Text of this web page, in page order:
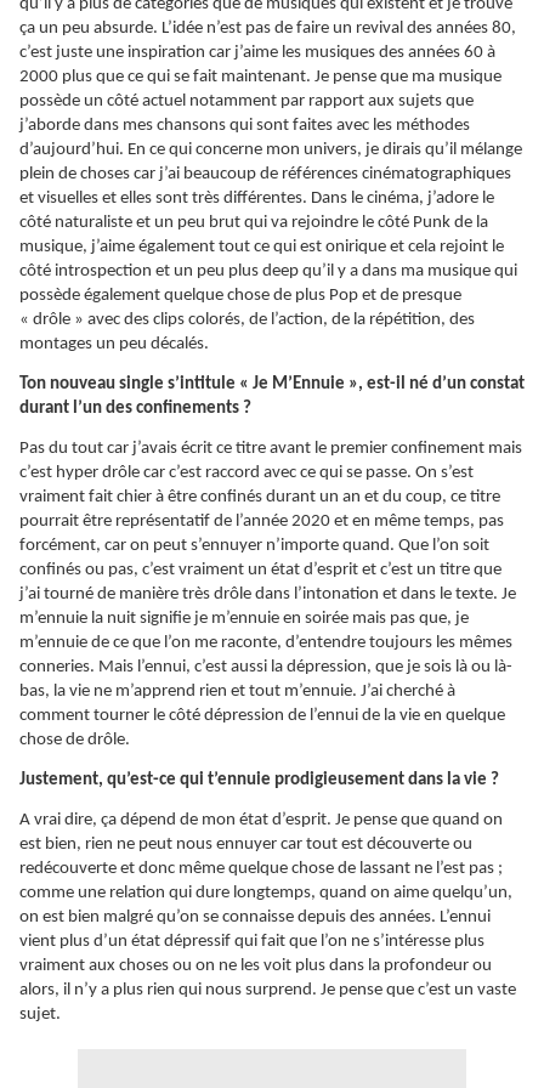
qu’il y a plus de catégories que de musiques qui existent et je trouve
ça un peu absurde. L’idée n’est pas de faire un revival des années 80,
c’est juste une inspiration car j’aime les musiques des années 60 à
2000 plus que ce qui se fait maintenant. Je pense que ma musique
possède un côté actuel notamment par rapport aux sujets que
j’aborde dans mes chansons qui sont faites avec les méthodes
d’aujourd’hui. En ce qui concerne mon univers, je dirais qu’il mélange
plein de choses car j’ai beaucoup de références cinématographiques
et visuelles et elles sont très différentes. Dans le cinéma, j’adore le
côté naturaliste et un peu brut qui va rejoindre le côté Punk de la
musique, j’aime également tout ce qui est onirique et cela rejoint le
côté introspection et un peu plus deep qu’il y a dans ma musique qui
possède également quelque chose de plus Pop et de presque
« drôle » avec des clips colorés, de l’action, de la répétition, des
montages un peu décalés.
Ton nouveau single s’intitule « Je M’Ennuie », est-il né d’un constat
durant l’un des confinements ?
Pas du tout car j’avais écrit ce titre avant le premier confinement mais
c’est hyper drôle car c’est raccord avec ce qui se passe. On s’est
vraiment fait chier à être confinés durant un an et du coup, ce titre
pourrait être représentatif de l’année 2020 et en même temps, pas
forcément, car on peut s’ennuyer n’importe quand. Que l’on soit
confinés ou pas, c’est vraiment un état d’esprit et c’est un titre que
j’ai tourné de manière très drôle dans l’intonation et dans le texte. Je
m’ennuie la nuit signifie je m’ennuie en soirée mais pas que, je
m’ennuie de ce que l’on me raconte, d’entendre toujours les mêmes
conneries. Mais l’ennui, c’est aussi la dépression, que je sois là ou là-
bas, la vie ne m’apprend rien et tout m’ennuie. J’ai cherché à
comment tourner le côté dépression de l’ennui de la vie en quelque
chose de drôle.
Justement, qu’est-ce qui t’ennuie prodigieusement dans la vie ?
A vrai dire, ça dépend de mon état d’esprit. Je pense que quand on
est bien, rien ne peut nous ennuyer car tout est découverte ou
redécouverte et donc même quelque chose de lassant ne l’est pas ;
comme une relation qui dure longtemps, quand on aime quelqu’un,
on est bien malgré qu’on se connaisse depuis des années. L’ennui
vient plus d’un état dépressif qui fait que l’on ne s’intéresse plus
vraiment aux choses ou on ne les voit plus dans la profondeur ou
alors, il n’y a plus rien qui nous surprend. Je pense que c’est un vaste
sujet.